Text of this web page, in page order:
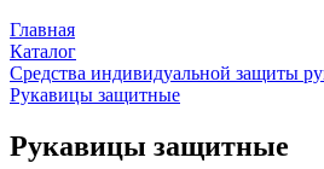
Главная
Каталог
Средства индивидуальной защиты
Рукавицы защитные
Рукавицы защитные